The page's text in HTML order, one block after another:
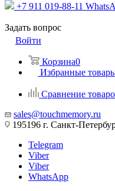
+7 911 019-88-11
Задать вопрос
Войти
Корзина0
Избранные
Сравнение
sales@touchmemory.ru
195196 г. Санкт-
Telegram
Viber
Viber
WhatsApp